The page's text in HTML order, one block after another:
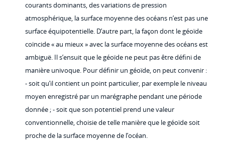
courants dominants, des variations de pression
atmosphérique, la surface moyenne des océans n’est pas une
surface équipotentielle. D’autre part, la façon dont le géoïde
coïncide « au mieux » avec la surface moyenne des océans est
ambiguë. Il s’ensuit que le géoïde ne peut pas être défini de
manière univoque. Pour définir un géoïde, on peut convenir :
- soit qu’il contient un point particulier, par exemple le niveau
moyen enregistré par un marégraphe pendant une période
donnée ; - soit que son potentiel prend une valeur
conventionnelle, choisie de telle manière que le géoïde soit
proche de la surface moyenne de l’océan.